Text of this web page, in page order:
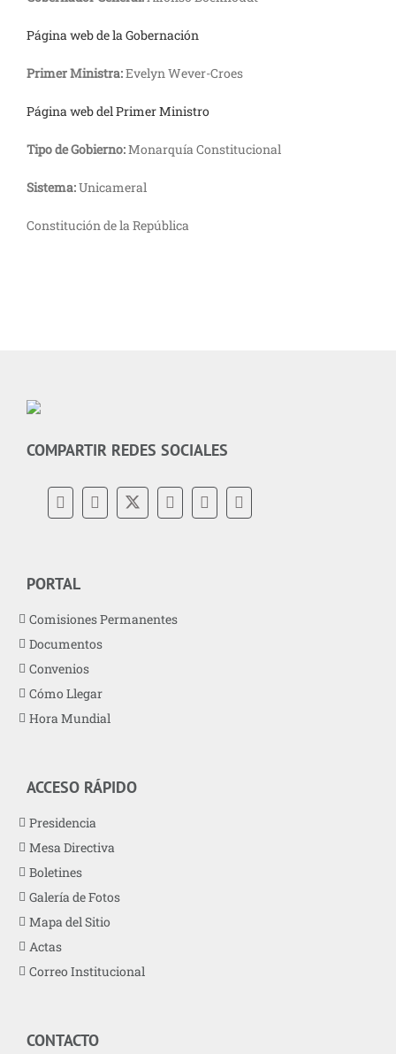
Página web de la Gobernación
Primer Ministra:Evelyn Wever-Croes
Página web del Primer Ministro
Tipo de Gobierno:Monarquía Constitucional
Sistema:Unicameral
Constitución de la República
COMPARTIR REDES SOCIALES
PORTAL
Comisiones Permanentes
Documentos
Convenios
Cómo Llegar
Hora Mundial
ACCESO RÁPIDO
Presidencia
Mesa Directiva
Boletines
Galería de Fotos
Mapa del Sitio
Actas
Correo Institucional
CONTACTO